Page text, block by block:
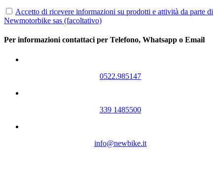
Accetto di ricevere informazioni su prodotti e attività da parte di
Newmotorbike sas (facoltativo)
Per informazioni contattaci per Telefono, Whatsapp o Email
0522.985147
339 1485500
info@newbike.it